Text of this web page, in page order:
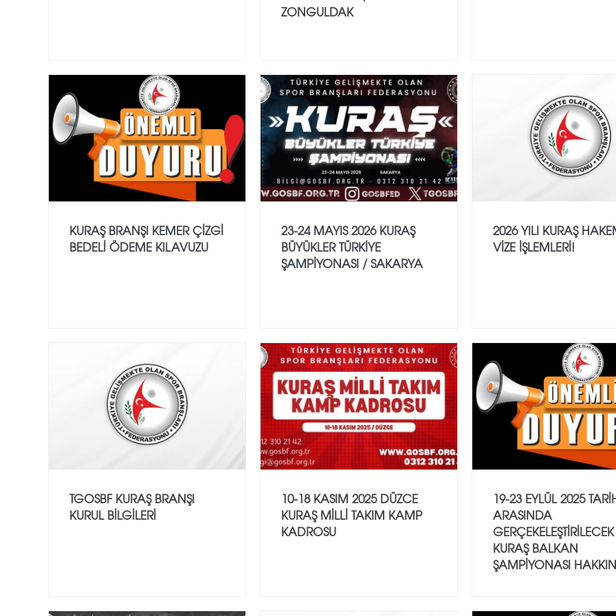
ZONGULDAK
KURAŞ BRANŞI KEMER ÇİZGİ
BEDELİ ÖDEME KILAVUZU
23-24 MAYIS 2026 KURAŞ
BÜYÜKLER TÜRKİYE
ŞAMPİYONASI / SAKARYA
2026 YILI KURAŞ
VİZE İŞLEMLERİ!
TGOSBF KURAŞ BRANŞI
KURUL BİLGİLERİ
10-18 KASIM 2025 DÜZCE
KURAŞ MİLLİ TAKIM KAMP
KADROSU
19-23 EYLÜL 2025
ARASINDA
GERÇEKELEŞTİRİLECEK
KURAŞ BALKAN
ŞAMPİYONASI